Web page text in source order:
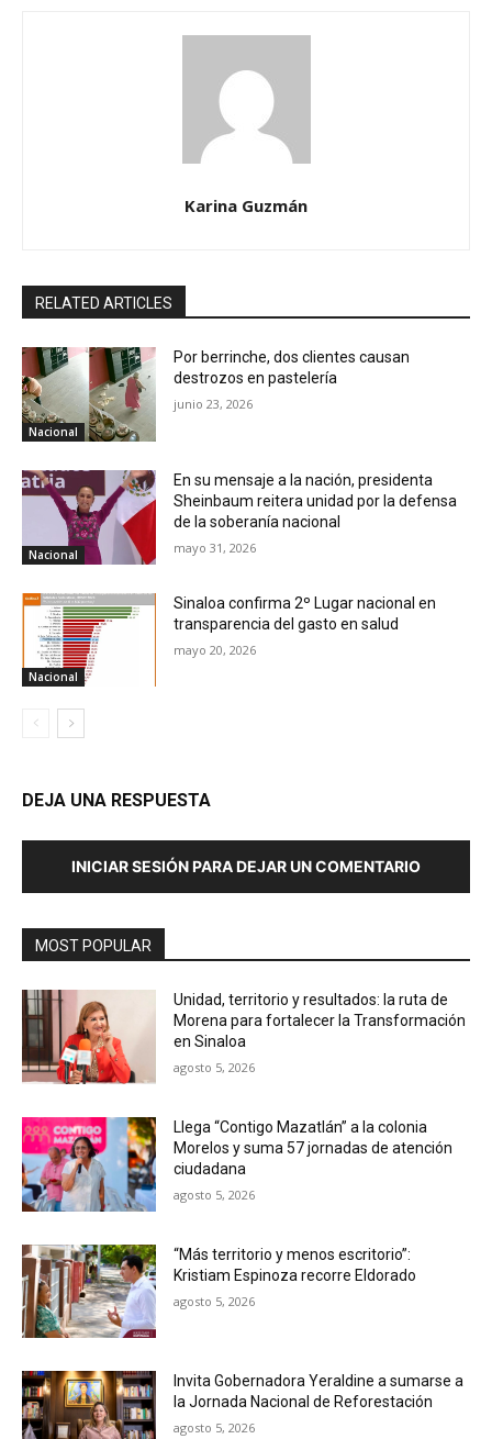
Karina Guzmán
RELATED ARTICLES
Nacional
Por berrinche, dos clientes causan
destrozos en pastelería
junio 23, 2026
Nacional
En su mensaje a la nación, presidenta
Sheinbaum reitera unidad por la defensa
de la soberanía nacional
mayo 31, 2026
Nacional
Sinaloa confirma 2º Lugar nacional en
transparencia del gasto en salud
mayo 20, 2026
DEJA UNA RESPUESTA
INICIAR SESIÓN PARA DEJAR UN COMENTARIO
MOST POPULAR
Unidad, territorio y resultados: la ruta de
Morena para fortalecer la Transformación
en Sinaloa
agosto 5, 2026
Llega “Contigo Mazatlán” a la colonia
Morelos y suma 57 jornadas de atención
ciudadana
agosto 5, 2026
“Más territorio y menos escritorio”:
Kristiam Espinoza recorre Eldorado
agosto 5, 2026
Invita Gobernadora Yeraldine a sumarse a
la Jornada Nacional de Reforestación
agosto 5, 2026